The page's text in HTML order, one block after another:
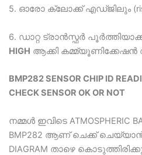
5. ഓരോ ക്ലോക്ക് എഡ്ജിലും
6. ഡാറ്റ ട്രാൻസ്ഫർ
HIGH ആക്കി കമ്മ്യൂണിക്കേഷൻ
BMP282 SENSOR CHIP ID
CHECK SENSOR OK OR NOT
നമ്മള്‍ ഇവിടെ ATMOSPHERIC
BMP282 ആണ് ചെക്ക്‌ ചെയ്യാന്‍
DIAGRAM താഴെ